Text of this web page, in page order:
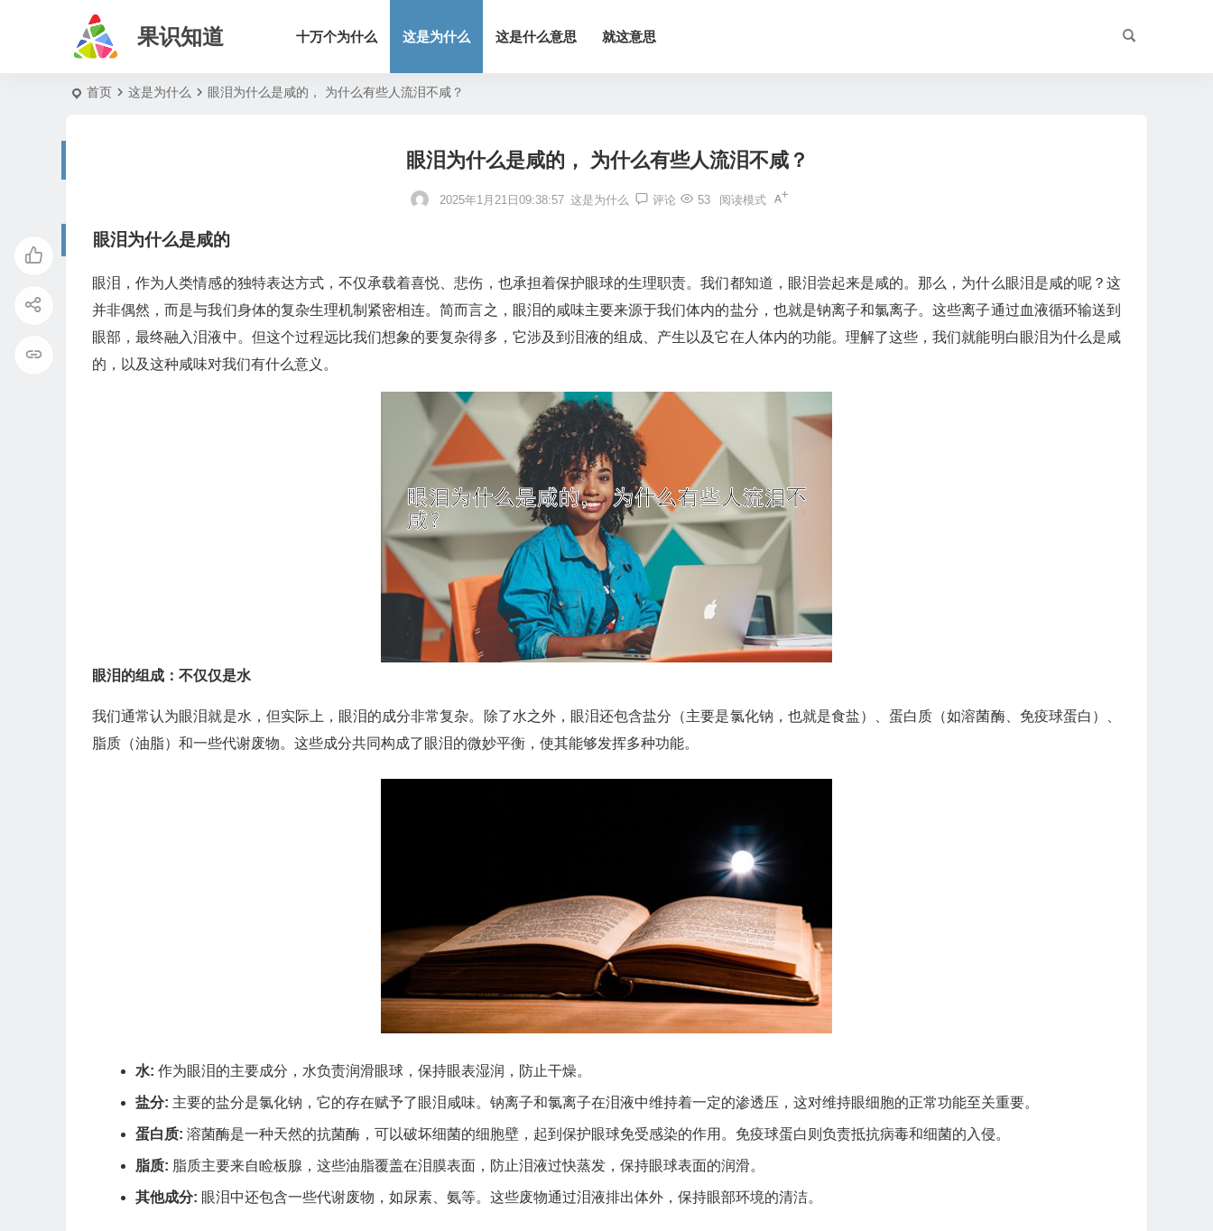
果识知道 十万个为什么 这是为什么 这是什么意思 就这意思
首页 这是为什么 眼泪为什么是咸的， 为什么有些人流泪不咸？
眼泪为什么是咸的， 为什么有些人流泪不咸？
2025年1月21日09:38:57 这是为什么 评论 53 阅读模式
眼泪为什么是咸的
眼泪，作为人类情感的独特表达方式，不仅承载着喜悦、悲伤，也承担着保护眼球的生理职责。我们都知道，眼泪尝起来是咸的。那么，为什么眼泪是咸的呢？这
并非偶然，而是与我们身体的复杂生理机制紧密相连。简而言之，眼泪的咸味主要来源于我们体内的盐分，也就是钠离子和氯离子。这些离子通过血液循环输送到
眼部，最终融入泪液中。但这个过程远比我们想象的要复杂得多，它涉及到泪液的组成、产生以及它在人体内的功能。理解了这些，我们就能明白眼泪为什么是咸
的，以及这种咸味对我们有什么意义。
眼泪的组成：不仅仅是水
我们通常认为眼泪就是水，但实际上，眼泪的成分非常复杂。除了水之外，眼泪还包含盐分（主要是氯化钠，也就是食盐）、蛋白质（如溶菌酶、免疫球蛋白）、
脂质（油脂）和一些代谢废物。这些成分共同构成了眼泪的微妙平衡，使其能够发挥多种功能。
水: 作为眼泪的主要成分，水负责润滑眼球，保持眼表湿润，防止干燥。
盐分: 主要的盐分是氯化钠，它的存在赋予了眼泪咸味。钠离子和氯离子在泪液中维持着一定的渗透压，这对维持眼细胞的正常功能至关重要。
蛋白质: 溶菌酶是一种天然的抗菌酶，可以破坏细菌的细胞壁，起到保护眼球免受感染的作用。免疫球蛋白则负责抵抗病毒和细菌的入侵。
脂质: 脂质主要来自睑板腺，这些油脂覆盖在泪膜表面，防止泪液过快蒸发，保持眼球表面的润滑。
其他成分: 眼泪中还包含一些代谢废物，如尿素、氨等。这些废物通过泪液排出体外，保持眼部环境的清洁。